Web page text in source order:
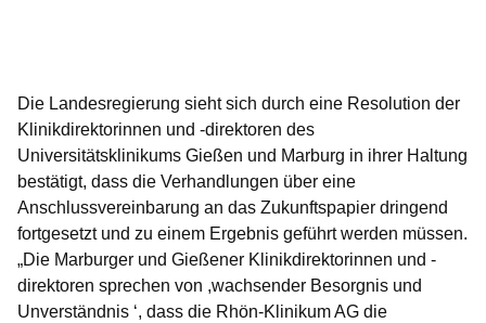
Die Landesregierung sieht sich durch eine Resolution der
Klinikdirektorinnen und -direktoren des
Universitätsklinikums Gießen und Marburg in ihrer Haltung
bestätigt, dass die Verhandlungen über eine
Anschlussvereinbarung an das Zukunftspapier dringend
fortgesetzt und zu einem Ergebnis geführt werden müssen.
„Die Marburger und Gießener Klinikdirektorinnen und -
direktoren sprechen von ,wachsender Besorgnis und
Unverständnis ‘, dass die Rhön-Klinikum AG die